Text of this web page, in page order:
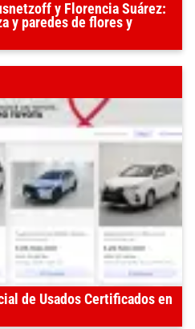
y Florencia Suárez:
y paredes de flores y
de Usados Certificados en